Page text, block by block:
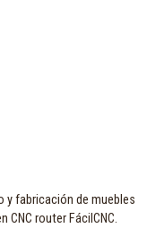
y fabricación de muebles
router FácilCNC.